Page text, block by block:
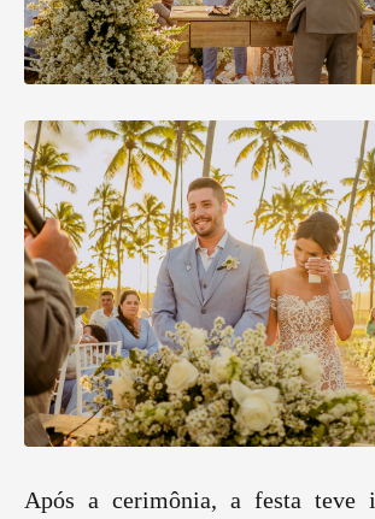
Após a cerimônia, a festa teve